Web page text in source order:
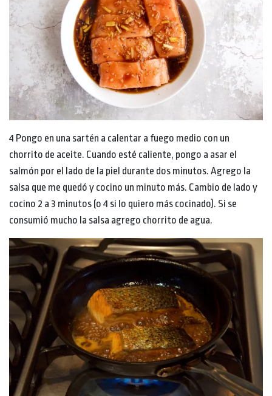
4 Pongo en una sartén a calentar a fuego medio con un
chorrito de aceite. Cuando esté caliente, pongo a asar el
salmón por el lado de la piel durante dos minutos. Agrego la
salsa que me quedó y cocino un minuto más. Cambio de lado y
cocino 2 a 3 minutos (o 4 si lo quiero más cocinado). Si se
consumió mucho la salsa agrego chorrito de agua.